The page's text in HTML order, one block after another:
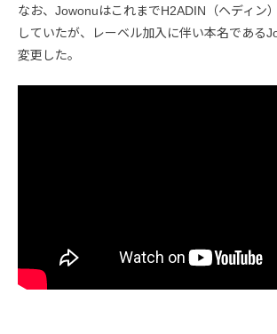
なお、JowonuはこれまでH2ADIN（ヘディン
していたが、レーベル加入に伴い本名である
変更した。